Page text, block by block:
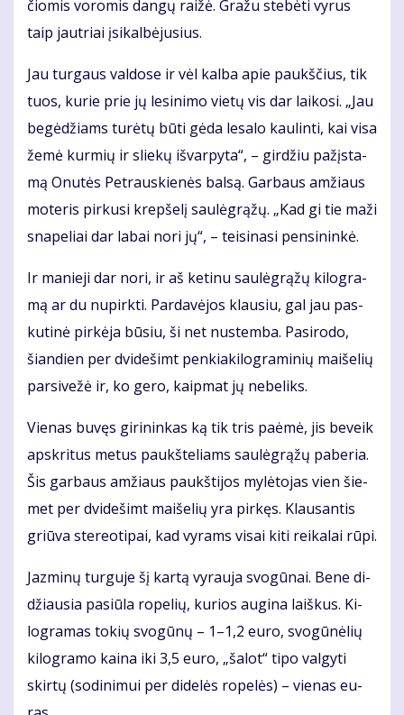
čio­mis vo­ro­mis dan­gų rai­žė. Gra­žu ste­bė­ti vy­rus
taip jaut­riai įsi­kal­bė­ju­sius.
Jau tur­gaus val­do­se ir vėl kal­ba apie paukš­čius, tik
tuos, ku­rie prie jų le­si­ni­mo vie­tų vis dar lai­ko­si. „Jau
be­gė­džiams tu­rė­tų bū­ti gė­da le­sa­lo kau­lin­ti, kai vi­sa
že­mė kur­mių ir slie­kų iš­var­py­ta“, – gir­džiu pa­žįs­ta­
mą Onu­tės Pet­raus­kie­nės bal­są. Gar­baus am­žiaus
mo­te­ris pir­ku­si krep­še­lį sau­lė­grąžų. „Kad gi tie ma­ži
sna­pe­liai dar la­bai no­ri jų“, – tei­si­na­si pen­si­nin­kė.
Ir ma­nie­ji dar no­ri, ir aš ke­ti­nu sau­lė­grąžų ki­log­ra­
mą ar du nu­pirk­ti. Par­da­vė­jos klau­siu, gal jau pas­
ku­ti­nė pir­kė­ja bū­siu, ši net nu­stem­ba. Pa­si­ro­do,
šian­dien per dvi­de­šimt pen­kia­ki­log­ra­mi­nių mai­še­lių
par­si­ve­žė ir, ko ge­ro, kaip­mat jų ne­be­liks.
Vie­nas bu­vęs gi­ri­nin­kas ką tik tris pa­ė­mė, jis be­veik
ap­skri­tus me­tus paukš­te­liams sau­lė­grąžų pa­be­ria.
Šis gar­baus am­žiaus paukš­ti­jos my­lė­to­jas vien šie­
met per dvi­de­šimt mai­še­lių yra pir­kęs. Klau­san­tis
griū­va ste­re­o­ti­pai, kad vy­rams vi­sai ki­ti rei­ka­lai rū­pi.
Jaz­mi­nų tur­gu­je šį kar­tą vy­rau­ja svo­gū­nai. Be­ne di­
džiau­sia pa­siū­la ro­pe­lių, ku­rios au­gi­na laiš­kus. Ki­
log­ra­mas to­kių svo­gū­nų – 1–1,2 eu­ro, svo­gū­nė­lių
ki­log­ra­mo kai­na iki 3,5 eu­ro, „ša­lot“ ti­po val­gy­ti
skir­tų (so­di­ni­mui per di­de­lės ro­pe­lės) – vie­nas eu­